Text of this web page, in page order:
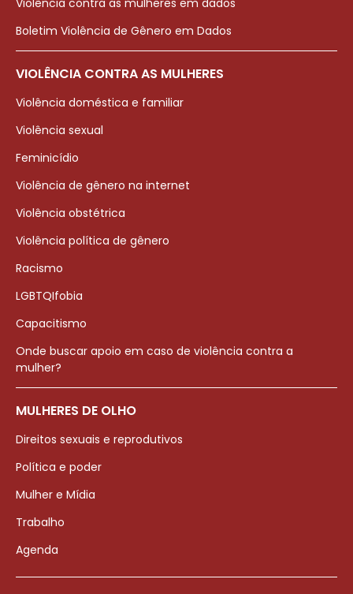
Violência contra as mulheres em dados
Boletim Violência de Gênero em Dados
VIOLÊNCIA CONTRA AS MULHERES
Violência doméstica e familiar
Violência sexual
Feminicídio
Violência de gênero na internet
Violência obstétrica
Violência política de gênero
Racismo
LGBTQIfobia
Capacitismo
Onde buscar apoio em caso de violência contra a
mulher?
MULHERES DE OLHO
Direitos sexuais e reprodutivos
Política e poder
Mulher e Mídia
Trabalho
Agenda